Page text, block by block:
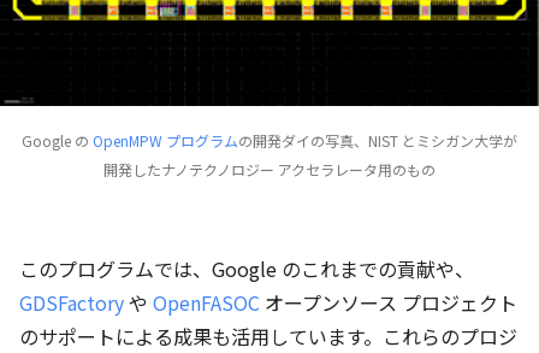
Google の OpenMPW プログラムの開発ダイの写真、NIST とミシガン大学が
開発したナノテクノロジー アクセラレータ用のもの
このプログラムでは、Google のこれまでの貢献や、
GDSFactoryや OpenFASOC オープンソース プロジェクト
のサポートによる成果も活用しています。これらのプロジ